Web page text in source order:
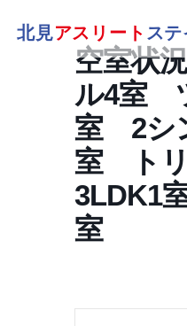
北見アスリート ス
空室状
ル4室
室 2シ
室 ト
3LDK1
室